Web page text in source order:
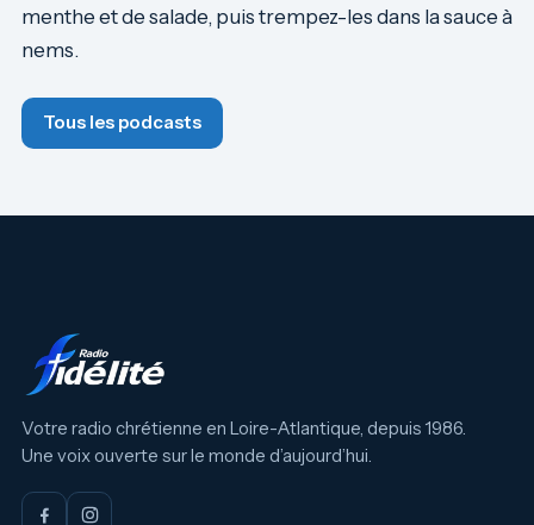
menthe et de salade, puis trempez-les dans la sauce à
nems.
Tous les podcasts
Votre radio chrétienne en Loire-Atlantique, depuis 1986.
Une voix ouverte sur le monde d’aujourd’hui.